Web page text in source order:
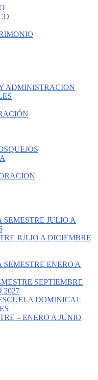
ADMINISTRACION
JULIO A
JULIO A DICIEMBRE
ENERO A
SEPTIEMBRE
2027
DOMINICAL
– ENERO A JUNIO